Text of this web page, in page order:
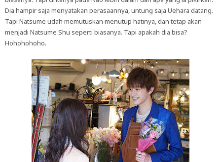
Dia hampir saja menyatakan perasaannya, untung saja Uehara datang.
Tapi Natsume udah memutuskan menutup hatinya, dan tetap akan
menjadi Natsume Shu seperti biasanya. Tapi apakah dia bisa?
Hohohohoho.